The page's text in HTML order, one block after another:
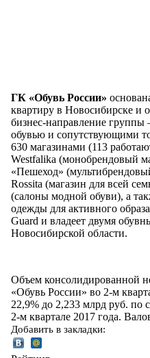
ГК «Обувь России»
квартиру в Новосибирске
бизнес-направление
обувью и сопутствующими
630 магазинами (113
Westfalika (монобрендовый
«Пешеход»
Rossita (магазин для всей
(салоны модной обуви), а
одежды для активного
Guard и владеет двумя
Новосибирской области.
Объем консолидированной
«Обувь России» во 2-м
22,9% до 2,233 млрд руб. по
2-м квартале 2017 года.
Добавить в закладки: